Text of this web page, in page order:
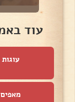
עוד
עוגות
מאפים